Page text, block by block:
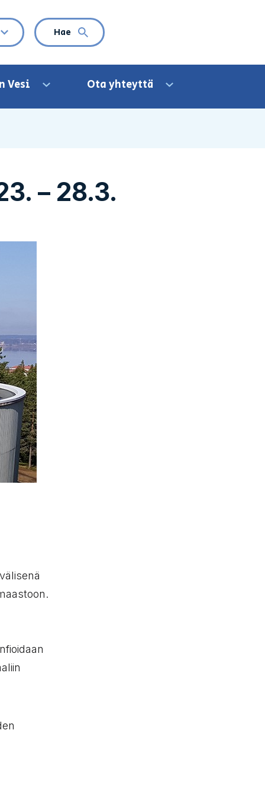
VALITTU KIELI: SUOMI
Avaa kielivalikko
Hae
Vesi Avaa valikkoOta yhteyttä Avaa valikko
– 28.3.